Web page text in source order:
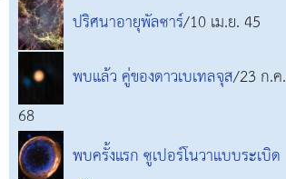
ปริศนาอายุพัลซาร์/10 เม.ย. 45
พบแล้ว คู่ของดาวเบเทลจุส/23 ก.ค.
68
พบครั้งแรก ซูเปอร์โนวาแบบระเบิด